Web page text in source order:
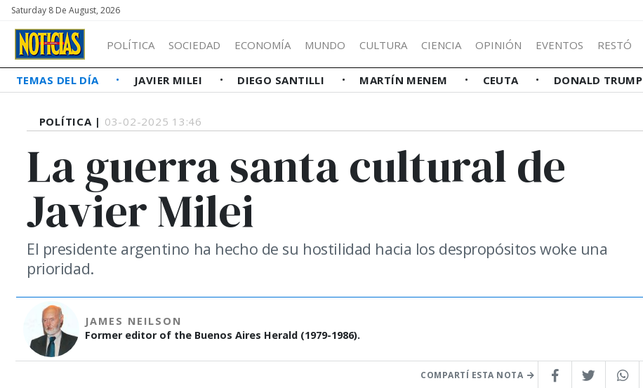
Saturday 8 De August, 2026
POLÍTICA SOCIEDAD ECONOMÍA MUNDO CULTURA CIENCIA OPINIÓN EVENTOS RESTÓ
TEMAS DEL DÍA JAVIER MILEI DIEGO SANTILLI MARTÍN MENEM CEUTA DONALD TRUMP
POLÍTICA | 03-02-2025 13:46
La guerra santa cultural de
Javier Milei
El presidente argentino ha hecho de su hostilidad hacia los despropósitos woke una
prioridad.
JAMES NEILSON
Former editor of the Buenos Aires Herald (1979-1986).
COMPARTÍ ESTA NOTA